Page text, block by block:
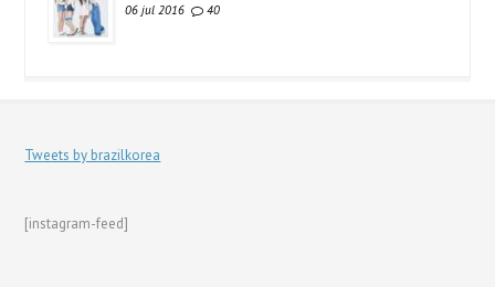
06 jul 2016 40
Tweets by brazilkorea
[instagram-feed]